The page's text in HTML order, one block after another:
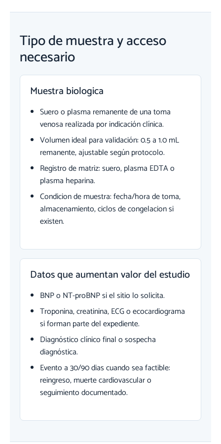
Tipo de muestra y acceso
necesario
Muestra biologica
Suero o plasma remanente de una toma
venosa realizada por indicación clínica.
Volumen ideal para validación: 0.5 a 1.0 mL
remanente, ajustable según protocolo.
Registro de matriz: suero, plasma EDTA o
plasma heparina.
Condicion de muestra: fecha/hora de toma,
almacenamiento, ciclos de congelacion si
existen.
Datos que aumentan valor del estudio
BNP o NT-proBNP si el sitio lo solicita.
Troponina, creatinina, ECG o ecocardiograma
si forman parte del expediente.
Diagnóstico clínico final o sospecha
diagnóstica.
Evento a 30/90 dias cuando sea factible:
reingreso, muerte cardiovascular o
seguimiento documentado.